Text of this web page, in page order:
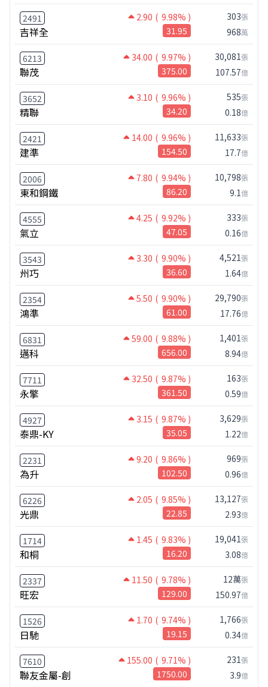
2491 2.90 ( 9.98% )
吉祥全 31.95
303張
968萬
6213 34.00 ( 9.97% )
聯茂 375.00
30,081張
107.57億
3652 3.10 ( 9.96% )
精聯 34.20
535張
0.18億
2421 14.00 ( 9.96% )
建準 154.50
11,633張
17.7億
2006 7.80 ( 9.94% )
東和鋼鐵 86.20
10,798張
9.1億
4555 4.25 ( 9.92% )
氣立 47.05
333張
0.16億
3543 3.30 ( 9.90% )
州巧 36.60
4,521張
1.64億
2354 5.50 ( 9.90% )
鴻準 61.00
29,790張
17.76億
6831 59.00 ( 9.88% )
邁科 656.00
1,401張
8.94億
7711 32.50 ( 9.87% )
永擎 361.50
163張
0.59億
4927 3.15 ( 9.87% )
泰鼎-KY 35.05
3,629張
1.22億
2231 9.20 ( 9.86% )
為升 102.50
969張
0.96億
6226 2.05 ( 9.85% )
光鼎 22.85
13,127張
2.93億
1714 1.45 ( 9.83% )
和桐 16.20
19,041張
3.08億
2337 11.50 ( 9.78% )
旺宏 129.00
12萬張
150.97億
1526 1.70 ( 9.74% )
日馳 19.15
1,766張
0.34億
7610 155.00 ( 9.71% )
聯友金屬-創 1750.00
231張
3.9億